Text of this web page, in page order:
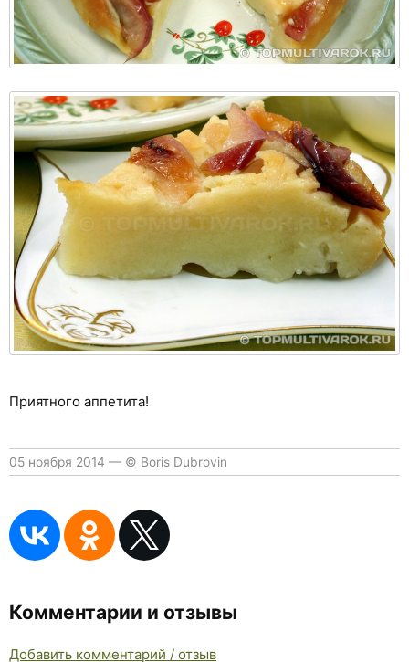
Приятного аппетита!
05 ноября 2014 — © Boris Dubrovin
Комментарии и отзывы
Добавить комментарий / отзыв